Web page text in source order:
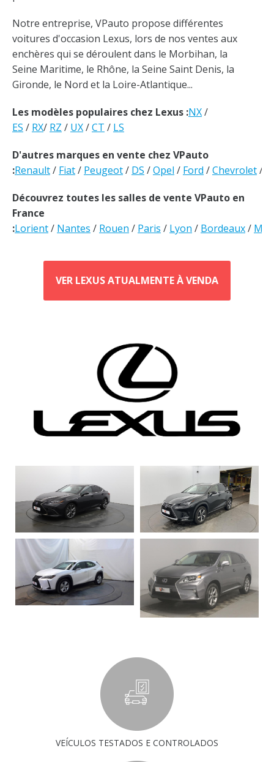
Notre entreprise, VPauto propose différentes
voitures d'occasion Lexus, lors de nos ventes aux
enchères qui se déroulent dans le Morbihan, la
Seine Maritime, le Rhône, la Seine Saint Denis, la
Gironde, le Nord et la Loire-Atlantique...
Les modèles populaires chez Lexus :NX/
ES / RX/ RZ / UX/CT / LS
D'autres marques en vente chez VPauto
:Renault/ Fiat/ Peugeot/ DS /Opel / Ford /Chevrolet/
Découvrez toutes les salles de vente VPauto en
France
:Lorient/ Nantes / Rouen / Paris / Lyon / Bordeaux/
VER LEXUS ATUALMENTE À VENDA
VEÍCULOS TESTADOS E CONTROLADOS